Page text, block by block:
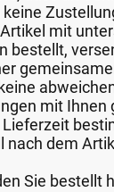
mit
bestellt,
mit Ihnen
Lieferzeit
nach dem
Sie bestellt